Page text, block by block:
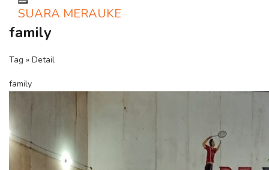
Toggle navigation
SUARA MERAUKE
family
Tag » Detail
family